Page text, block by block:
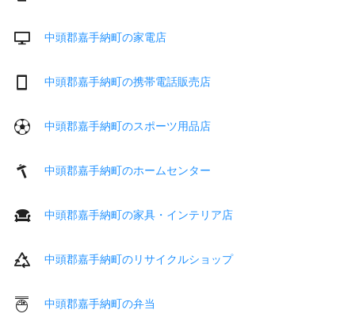
中頭郡嘉手納町の家電店
中頭郡嘉手納町の携帯電話販売店
中頭郡嘉手納町のスポーツ用品店
中頭郡嘉手納町のホームセンター
中頭郡嘉手納町の家具・インテリア店
中頭郡嘉手納町のリサイクルショップ
中頭郡嘉手納町の弁当